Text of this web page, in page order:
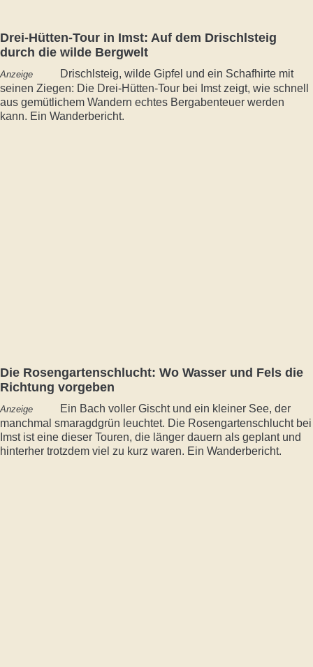
Drei-Hütten-Tour in Imst: Auf dem Drischlsteig
durch die wilde Bergwelt
Anzeige
Drischlsteig, wilde Gipfel und ein Schafhirte mit
seinen Ziegen: Die Drei-Hütten-Tour bei Imst zeigt, wie schnell
aus gemütlichem Wandern echtes Bergabenteuer werden
kann. Ein Wanderbericht.
Die Rosengartenschlucht: Wo Wasser und Fels die
Richtung vorgeben
Anzeige
Ein Bach voller Gischt und ein kleiner See, der
manchmal smaragdgrün leuchtet. Die Rosengartenschlucht bei
Imst ist eine dieser Touren, die länger dauern als geplant und
hinterher trotzdem viel zu kurz waren. Ein Wanderbericht.